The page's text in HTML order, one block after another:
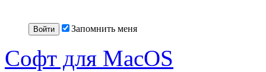
Запомнить меня
Софт для MacOS